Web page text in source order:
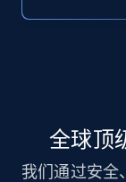
全球顶
我们通过安全